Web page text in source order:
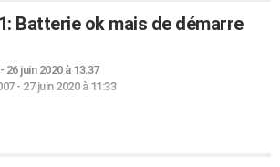
Batterie ok mais de démarre
26 juin 2020 à 13:37
- 27 juin 2020 à 11:33